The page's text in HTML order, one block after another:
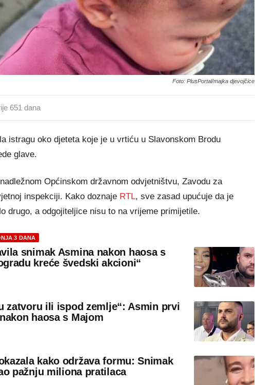
Foto: PlusPortal/majka djevojčice
651 dana
istragu oko djeteta koje je u vrtiću u Slavonskom Brodu
glave.
Općinskom državnom odvjetništvu, Zavodu za
inspekciji. Kako doznaje RTL, sve zasad upućuje da je
drugo, a odgojiteljice nisu to na vrijeme primijetile.
3 DANA
snimak Asmina nakon haosa s
kreće švedski akcioni“
zatvoru ili ispod zemlje“: Asmin prvi
haosa s Majom
kako održava formu: Snimak
pažnju miliona pratilaca